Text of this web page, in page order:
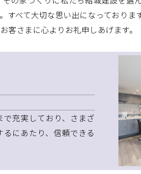
すべて大切な思い出になっており
客さまに心よりお礼申しあげます。
充実しており、さまざ
にあたり、信頼できる